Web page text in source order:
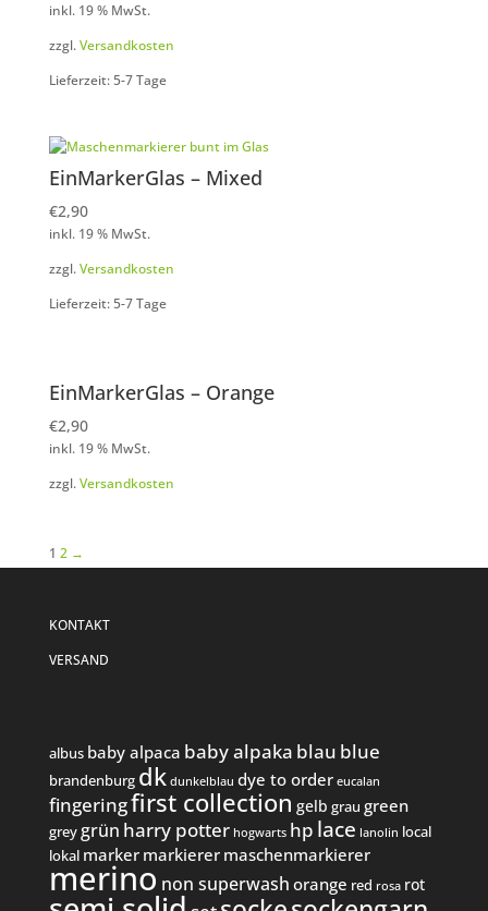
inkl. 19 % MwSt.
zzgl.Versandkosten
Lieferzeit: 5-7 Tage
EinMarkerGlas – Mixed
€2,90
inkl. 19 % MwSt.
zzgl.Versandkosten
Lieferzeit: 5-7 Tage
EinMarkerGlas – Orange
€2,90
inkl. 19 % MwSt.
zzgl.Versandkosten
1 2 →
KONTAKT
VERSAND
albus baby alpaca baby alpaka blau blue
brandenburg dk dunkelblau dye to order eucalan
fingeringfirst collection gelb grau green
greygrün harry potter hogwarts hp lace lanolin local
lokal marker markierer maschenmarkierer
merino non superwash orange red rosa rot